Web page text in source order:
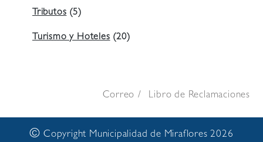
Tributos(5)
Turismo y Hoteles(20)
Correo Libro de Reclamaciones
© Copyright Municipalidad de Miraflores 2026